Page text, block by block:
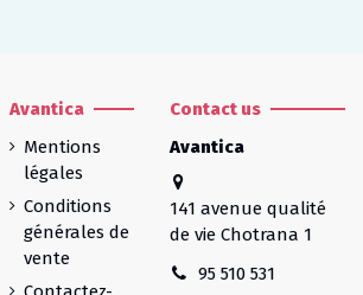
Avantica
Mentions
légales
Conditions
générales de
vente
Contact us
Avantica
141 avenue qualité
de vie Chotrana 1
95 510 531